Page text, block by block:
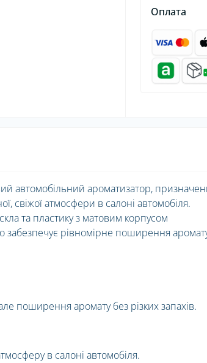
Оплата
автомобільний ароматизатор,
свіжої атмосфери в салоні автомобіля.
та пластику з матовим корпусом
рівномірне поширення
поширення аромату без різких запахів.
в салоні автомобіля.